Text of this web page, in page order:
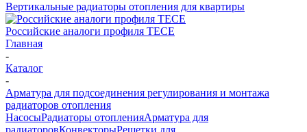
Вертикальные радиаторы отопления для квартиры
Российские аналоги профиля TECE
Главная
-
Каталог
-
Арматура для подсоединения регулирования и монтажа
радиаторов отопления
НасосыРадиаторы отопленияАрматура для
радиаторовКонвекторыРешетки для